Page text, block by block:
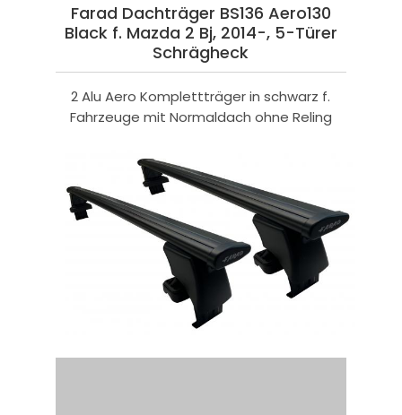
Farad Dachträger BS136 Aero130
Black f. Mazda 2 Bj, 2014-, 5-Türer
Schrägheck
2 Alu Aero Komplettträger in schwarz f.
Fahrzeuge mit Normaldach ohne Reling